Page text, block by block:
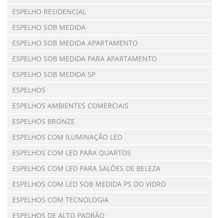
ESPELHO RESIDENCIAL
ESPELHO SOB MEDIDA
ESPELHO SOB MEDIDA APARTAMENTO
ESPELHO SOB MEDIDA PARA APARTAMENTO
ESPELHO SOB MEDIDA SP
ESPELHOS
ESPELHOS AMBIENTES COMERCIAIS
ESPELHOS BRONZE
ESPELHOS COM ILUMINAÇÃO LED
ESPELHOS COM LED PARA QUARTOS
ESPELHOS COM LED PARA SALÕES DE BELEZA
ESPELHOS COM LED SOB MEDIDA PS DO VIDRO
ESPELHOS COM TECNOLOGIA
ESPELHOS DE ALTO PADRÃO